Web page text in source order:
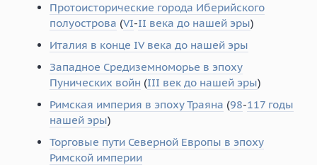
Протоисторические города Иберийского
полуострова (VI-II века до нашей эры)
Италия в конце IV века до нашей эры
Западное Средиземноморье в эпоху
Пунических войн (III век до нашей эры)
Римская империя в эпоху Траяна (98-117 годы
нашей эры)
Торговые пути Северной Европы в эпоху
Римской империи